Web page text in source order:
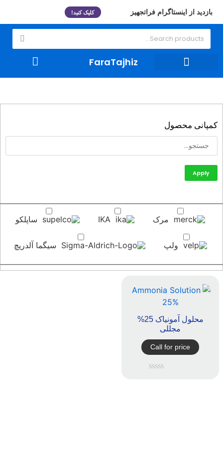
بازدید از اینستاگرام فراتجهیز کلیک کنید!
FaraTajhiz
کمپانی محصول
Apply
مرک IKA ساپلکو
ولپ سیگما آلدریچ
محلول آمونیاک 25%
مجللی
Call for price